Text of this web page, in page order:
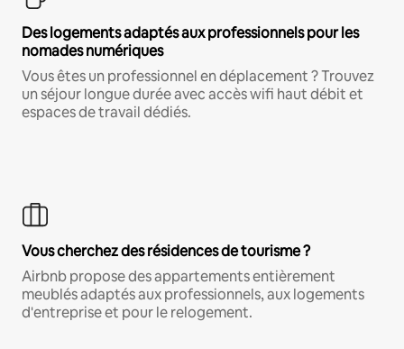
Des logements adaptés aux professionnels pour les
nomades numériques
Vous êtes un professionnel en déplacement ? Trouvez
un séjour longue durée avec accès wifi haut débit et
espaces de travail dédiés.
Vous cherchez des résidences de tourisme ?
Airbnb propose des appartements entièrement
meublés adaptés aux professionnels, aux logements
d'entreprise et pour le relogement.